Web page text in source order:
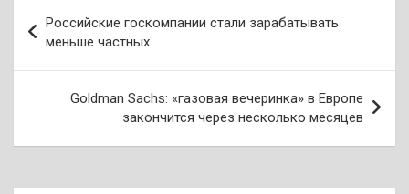
по
записям
Российские госкомпании стали зарабатывать
меньше частных
Goldman Sachs: «газовая вечеринка» в Европе
закончится через несколько месяцев